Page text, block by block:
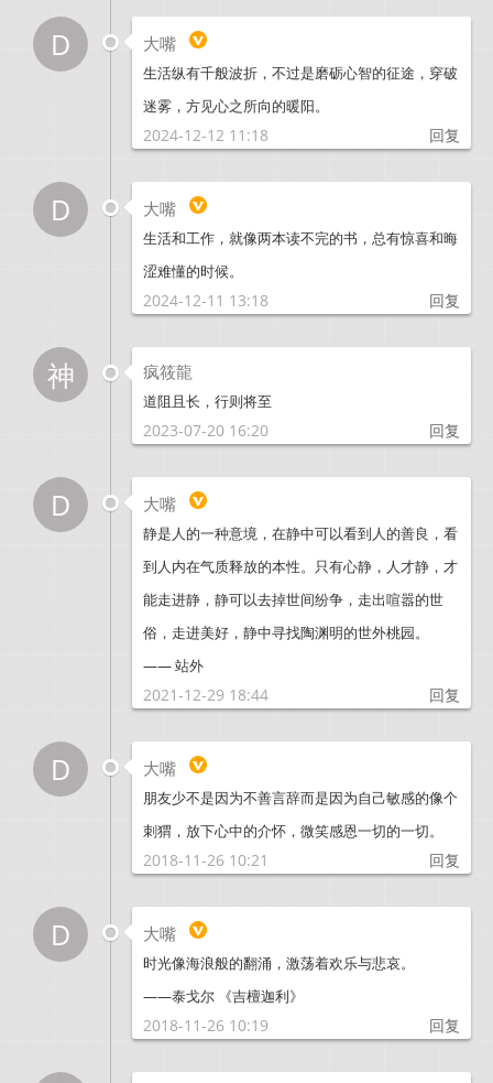
D 大嘴
生活纵有千般波折，不过是磨砺心智的征途，穿破
迷雾，方见心之所向的暖阳。
2024-12-12 11:18 回复
D 大嘴
生活和工作，就像两本读不完的书，总有惊喜和晦
涩难懂的时候。
2024-12-11 13:18 回复
神 疯筱龍
道阻且长，行则将至
2023-07-20 16:20 回复
D 大嘴
静是人的一种意境，在静中可以看到人的善良，看
到人内在气质释放的本性。只有心静，人才静，才
能走进静，静可以去掉世间纷争，走出喧嚣的世
俗，走进美好，静中寻找陶渊明的世外桃园。
—— 站外
2021-12-29 18:44 回复
D 大嘴
朋友少不是因为不善言辞而是因为自己敏感的像个
刺猬，放下心中的介怀，微笑感恩一切的一切。
2018-11-26 10:21 回复
D 大嘴
时光像海浪般的翻涌，激荡着欢乐与悲哀。
——泰戈尔 《吉檀迦利》
2018-11-26 10:19 回复